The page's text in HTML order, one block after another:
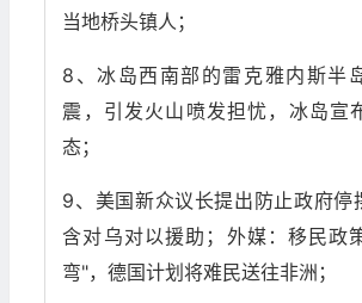
当地桥头镇人；
8、冰岛西南部的雷克雅内斯半
震，引发火山喷发担忧，冰岛宣
态；
9、美国新众议长提出防止政府停
含对乌对以援助；外媒：移民政
弯"，德国计划将难民送往非洲；